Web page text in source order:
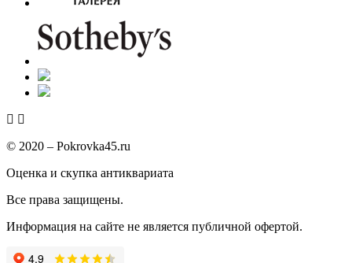
© 2020 – Pokrovka45.ru
Оценка и скупка антиквариата
Все права защищены.
Информация на сайте не является публичной офертой.